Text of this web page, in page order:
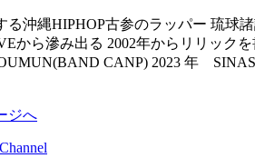
る沖縄HIPHOP古参のラッパー 琉球
から滲み出る 2002年からリリッ
CANP) 2023 年
ジへ